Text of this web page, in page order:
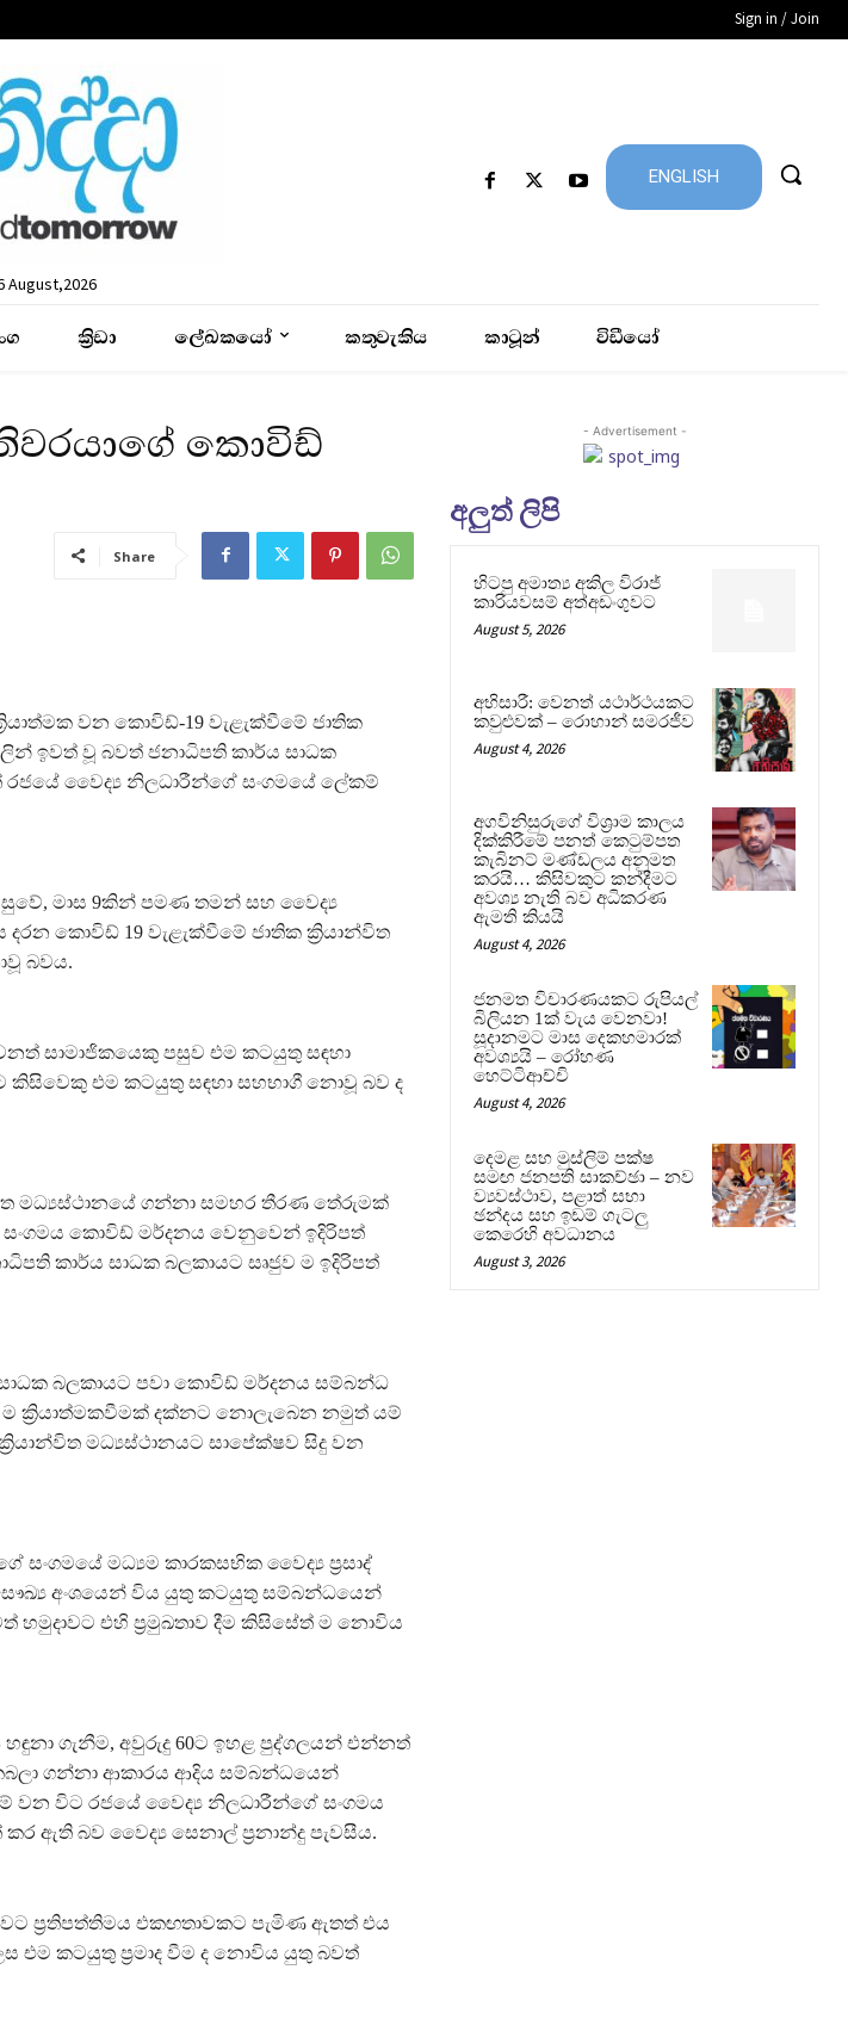
Sign in / Join
August,2026
ENGLISH
ක්‍රිඩා ලේඛකයෝ කතුවැකිය කාටූන් විඩීයෝ
කොවිඩ්
Share
වන කොවිඩ්-19 වැළැක්වීමේ ජාතික
ඉවත් වූ බවත් ජනාධිපති කාර්ය සාධක
වෛද්‍ය නිලධාරීන්ගේ සංගමයේ ලේකම්
මාස 9කින් පමණ තමන් සහ වෛද්‍ය
දරන කොවිඩ් 19 වැළැක්වීමේ ජාතික ක්‍රියාන්විත
බවය.
සාමාජිකයෙකු පසුව එම කටයුතු සඳහා
කිසිවෙකු එම කටයුතු සඳහා සහභාගී නොවූ බව ද
මධ්‍යස්ථානයේ ගන්නා සමහර තීරණ තේරුමක්
කොවිඩ් මර්දනය වෙනුවෙන් ඉදිරිපත්
කාර්ය සාධක බලකායට සෘජුව ම ඉදිරිපත්
බලකායට පවා කොවිඩ් මර්දනය සම්බන්ධ
ම ක්‍රියාත්මකවීමක් දක්නට නොලැබෙන නමුත් යම්
මධ්‍යස්ථානයට සාපේක්ෂව සිදු වන
සංගමයේ මධ්‍යම කාරකසභික වෛද්‍ය ප්‍රසාද්
සෞඛ්‍ය අංශයෙන් විය යුතු කටයුතු සම්බන්ධයෙන්
හමුදාවට එහි ප්‍රමුඛතාව දීම කිසිසේත් ම නොවිය
ගැනීම, අවුරුදු 60ට ඉහළ පුද්ගලයන් එන්නත්
ගන්නා ආකාරය ආදිය සම්බන්ධයෙන්
වන විට රජයේ වෛද්‍ය නිලධාරීන්ගේ සංගමය
ඇති බව වෛද්‍ය සෙනාල් ප්‍රනාන්දු පැවසීය.
ප්‍රතිපත්තිමය එකඟතාවකට පැමිණ ඇතත් එය
එම කටයුතු ප්‍රමාද වීම ද නොවිය යුතු බවත්
- Advertisement -
අලුත් ලිපි
හිටපු අමාත්‍ය අකිල විරාජ්
කාරියවසම් අත්අඩංගුවට
August 5, 2026
අභිසාරී: වෙනත් යථාර්ථයකට
කවුළුවක් – රොහාන් සමරජීව
August 4, 2026
අගවිනිසුරුගේ විශ්‍රාම කාලය
දික්කිරීමේ පනත් කෙටුම්පත
කැබිනට් මණ්ඩලය අනුමත
කරයි… කිසිවකුට කන්දීමට
අවශ්‍ය නැති බව අධිකරණ
ඇමති කියයි
August 4, 2026
ජනමත විචාරණයකට රුපියල්
බිලියන 1ක් වැය වෙනවා!
සූදානමට මාස දෙකහමාරක්
අවශ්‍යයි – රෝහණ
හෙට්ටිආච්චි
August 4, 2026
දෙමළ සහ මුස්ලිම් පක්ෂ
සමඟ ජනපති සාකච්ඡා – නව
ව්‍යවස්ථාව, පළාත් සභා
ඡන්දය සහ ඉඩම් ගැටලු
කෙරෙහි අවධානය
August 3, 2026